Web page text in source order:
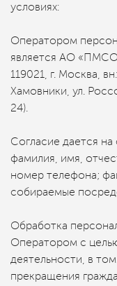
условиях:
Оператором
является АО
119021, г. Москва,
Хамовники, ул.
24).
Согласие дается
фамилия, имя,
номер телефона;
собираемые
Обработка
Оператором с
деятельности, в
прекращения